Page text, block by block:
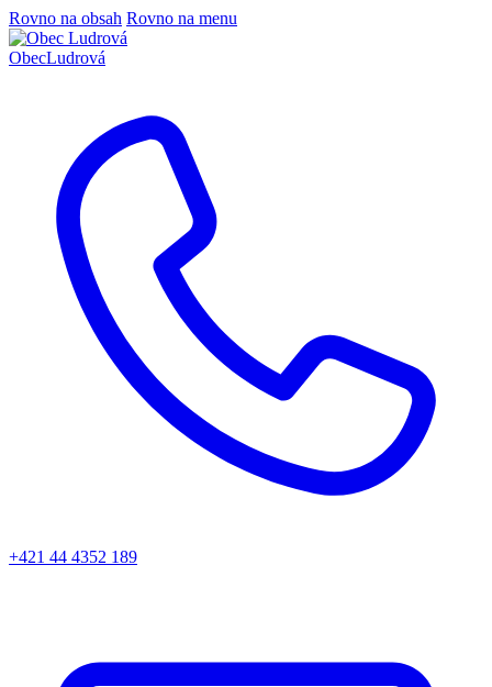
Rovno na obsah Rovno na menu
ObecLudrová
+421 44 4352 189